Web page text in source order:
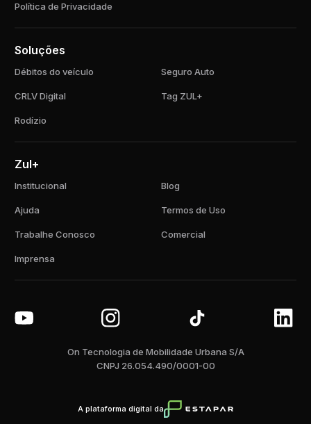
Política de Privacidade
Soluções
Débitos do veículo Seguro Auto
CRLV Digital Tag ZUL+
Rodízio
Zul+
Institucional Blog
Ajuda Termos de Uso
Trabalhe Conosco Comercial
Imprensa
On Tecnologia de Mobilidade Urbana S/A
CNPJ 26.054.490/0001-00
A plataforma digital da